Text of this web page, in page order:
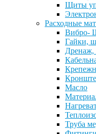
Щиты
Расходные
Вибро-
Гайки,
Масло
Труба